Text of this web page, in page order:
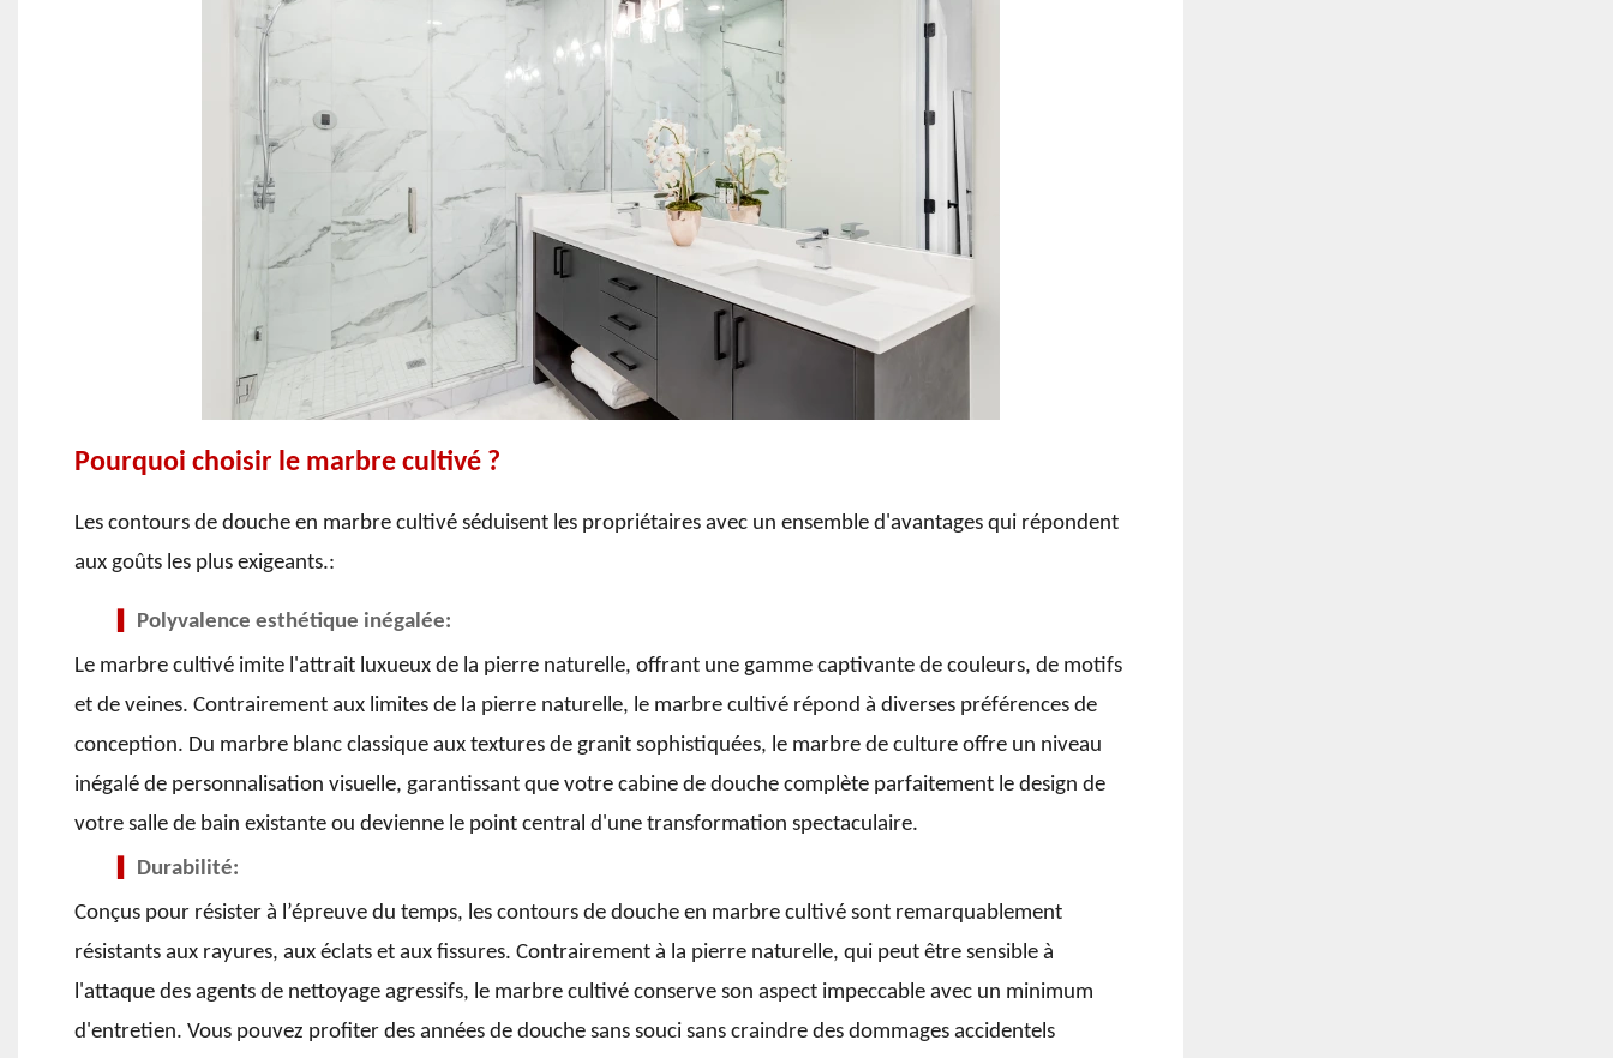
Pourquoi choisir le marbre cultivé ?
Les contours de douche en marbre cultivé séduisent les propriétaires avec un ensemble d'avantages qui répondent
aux goûts les plus exigeants.:
Polyvalence esthétique inégalée:
Le marbre cultivé imite l'attrait luxueux de la pierre naturelle, offrant une gamme captivante de couleurs, de motifs
et de veines. Contrairement aux limites de la pierre naturelle, le marbre cultivé répond à diverses préférences de
conception. Du marbre blanc classique aux textures de granit sophistiquées, le marbre de culture offre un niveau
inégalé de personnalisation visuelle, garantissant que votre cabine de douche complète parfaitement le design de
votre salle de bain existante ou devienne le point central d'une transformation spectaculaire.
Durabilité:
Conçus pour résister à l’épreuve du temps, les contours de douche en marbre cultivé sont remarquablement
résistants aux rayures, aux éclats et aux fissures. Contrairement à la pierre naturelle, qui peut être sensible à
l'attaque des agents de nettoyage agressifs, le marbre cultivé conserve son aspect impeccable avec un minimum
d'entretien. Vous pouvez profiter des années de douche sans souci sans craindre des dommages accidentels